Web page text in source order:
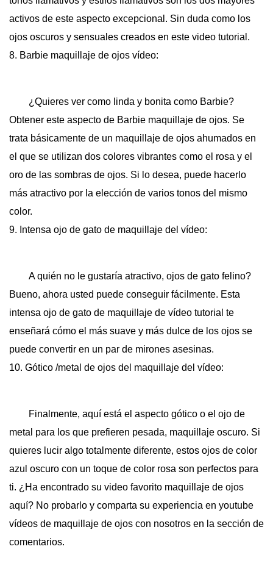
activos de este aspecto excepcional. Sin duda como los
ojos oscuros y sensuales creados en este video tutorial.
8. Barbie maquillaje de ojos vídeo:
¿Quieres ver como linda y bonita como Barbie?
Obtener este aspecto de Barbie maquillaje de ojos. Se
trata básicamente de un maquillaje de ojos ahumados en
el que se utilizan dos colores vibrantes como el rosa y el
oro de las sombras de ojos. Si lo desea, puede hacerlo
más atractivo por la elección de varios tonos del mismo
color.
9. Intensa ojo de gato de maquillaje del vídeo:
A quién no le gustaría atractivo, ojos de gato felino?
Bueno, ahora usted puede conseguir fácilmente. Esta
intensa ojo de gato de maquillaje de vídeo tutorial te
enseñará cómo el más suave y más dulce de los ojos se
puede convertir en un par de mirones asesinas.
10. Gótico /metal de ojos del maquillaje del vídeo:
Finalmente, aquí está el aspecto gótico o el ojo de
metal para los que prefieren pesada, maquillaje oscuro. Si
quieres lucir algo totalmente diferente, estos ojos de color
azul oscuro con un toque de color rosa son perfectos para
ti. ¿Ha encontrado su video favorito maquillaje de ojos
aquí? No probarlo y comparta su experiencia en youtube
vídeos de maquillaje de ojos con nosotros en la sección de
comentarios.